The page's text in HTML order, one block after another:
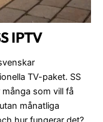
IPTV
TV-paket. SS
som vill få
månatliga